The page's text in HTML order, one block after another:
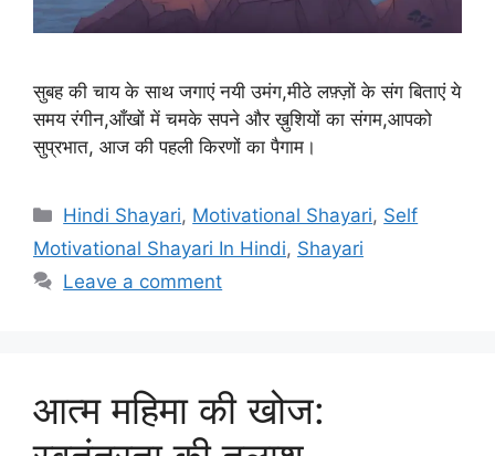
सुबह की चाय के साथ जगाएं नयी उमंग,मीठे लफ़्ज़ों के संग बिताएं ये
समय रंगीन,आँखों में चमके सपने और ख़ुशियों का संगम,आपको
सुप्रभात, आज की पहली किरणों का पैगाम।
Categories
Hindi Shayari, Motivational Shayari, Self
Motivational Shayari In Hindi, Shayari
Leave a comment
आत्म महिमा की खोज: